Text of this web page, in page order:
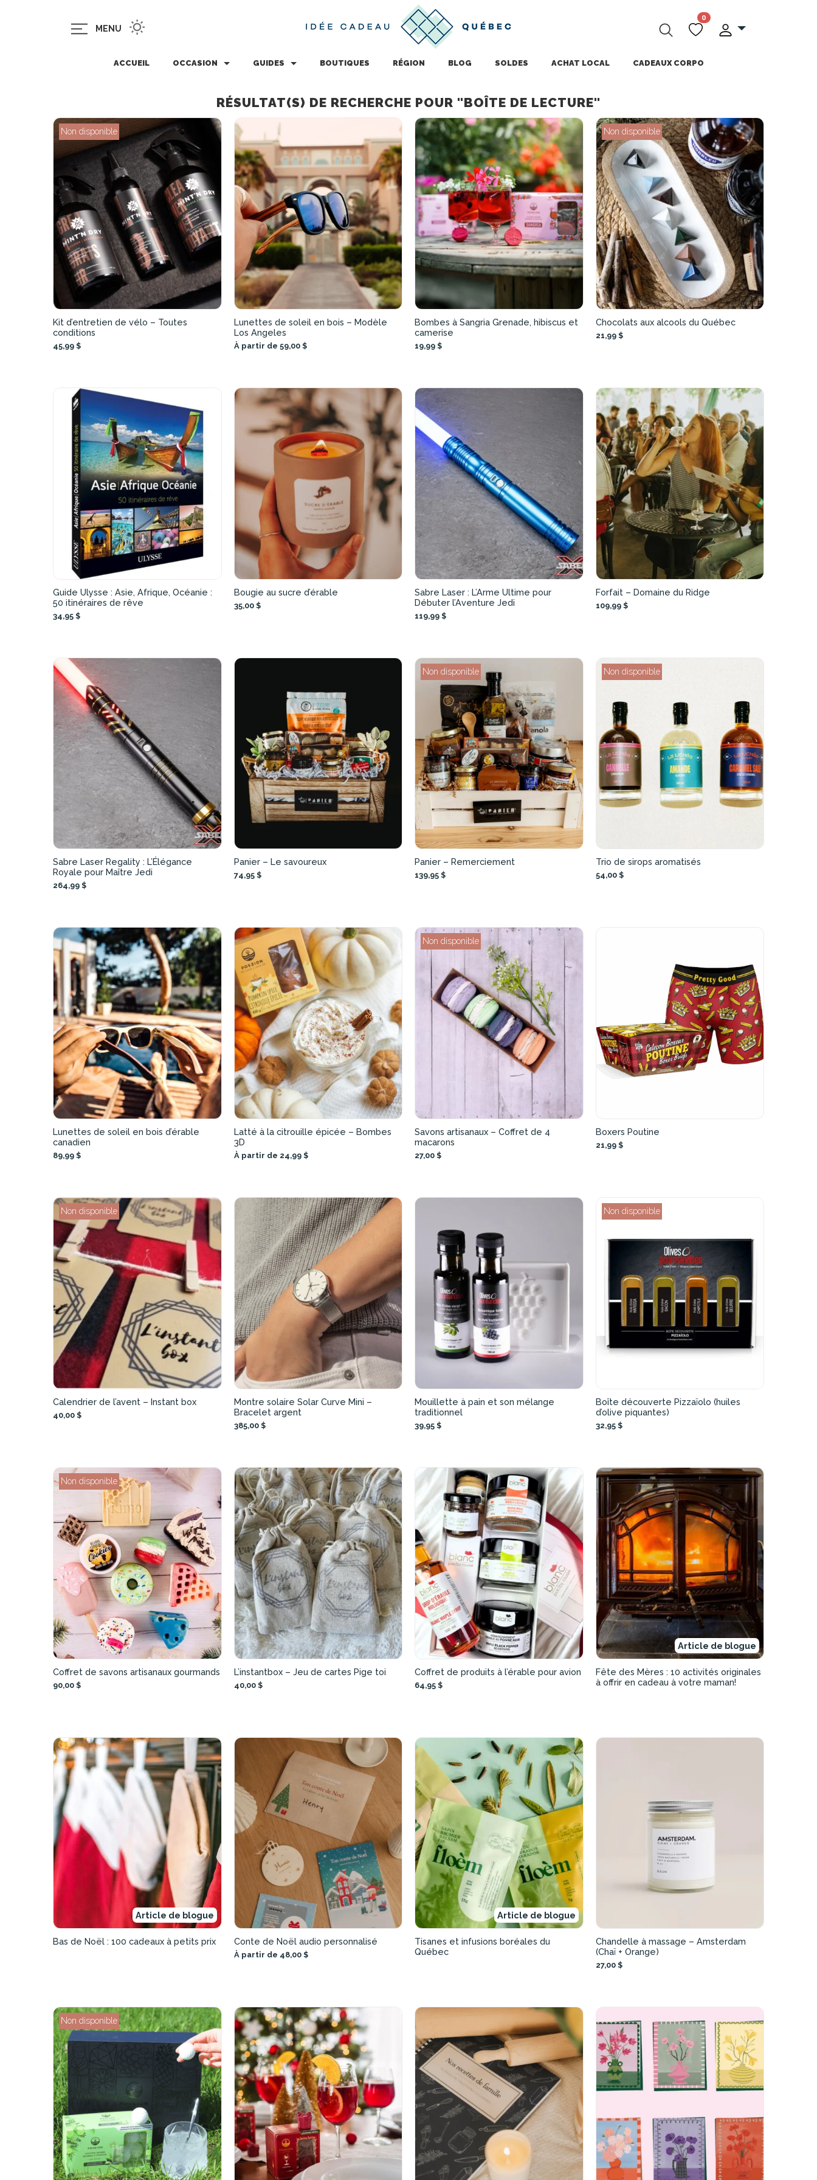
MENU
0
ACCUEIL OCCASION GUIDES BOUTIQUES RÉGION BLOG SOLDES ACHAT LOCAL CADEAUX CORPO
RÉSULTAT(S) DE RECHERCHE POUR "BOÎTE DE LECTURE"
Non disponible
Kit d’entretien de vélo – Toutes
conditions
45,99 $
Lunettes de soleil en bois – Modèle
Los Angeles
À partir de 59,00 $
Bombes à Sangria Grenade, hibiscus et
camerise
19,99 $
Non disponible
Chocolats aux alcools du Québec
21,99 $
Guide Ulysse : Asie, Afrique, Océanie :
50 itinéraires de rêve
34,95 $
Bougie au sucre d’érable
35,00 $
Sabre Laser : L’Arme Ultime pour
Débuter l’Aventure Jedi
119,99 $
Forfait – Domaine du Ridge
109,99 $
Sabre Laser Regality : L’Élégance
Royale pour Maître Jedi
264,99 $
Panier – Le savoureux
74,95 $
Non disponible
Panier – Remerciement
139,95 $
Non disponible
Trio de sirops aromatisés
54,00 $
Lunettes de soleil en bois d’érable
canadien
89,99 $
Latté à la citrouille épicée – Bombes
3D
À partir de 24,99 $
Non disponible
Savons artisanaux – Coffret de 4
macarons
27,00 $
Boxers Poutine
21,99 $
Non disponible
Calendrier de l’avent – Instant box
40,00 $
Montre solaire Solar Curve Mini –
Bracelet argent
385,00 $
Mouillette à pain et son mélange
traditionnel
39,95 $
Non disponible
Boîte découverte Pizzaïolo (huiles
d’olive piquantes)
32,95 $
Non disponible
Coffret de savons artisanaux gourmands
90,00 $
L’instantbox – Jeu de cartes Pige toi
40,00 $
Coffret de produits à l’érable pour avion
64,95 $
Article de blogue
Fête des Mères : 10 activités originales
à offrir en cadeau à votre maman!
Article de blogue
Bas de Noël : 100 cadeaux à petits prix Conte de Noël audio personnalisé
À partir de 48,00 $
Article de blogue
Tisanes et infusions boréales du
Québec
Chandelle à massage – Amsterdam
(Chaï + Orange)
27,00 $
Non disponible